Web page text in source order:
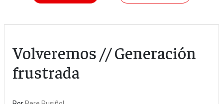
Volveremos // Generación
frustrada